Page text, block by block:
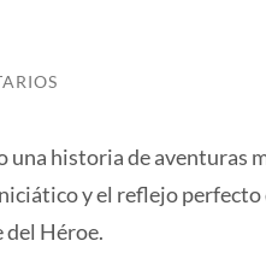
una historia de aventuras
y el reflejo perfecto
del Héroe.